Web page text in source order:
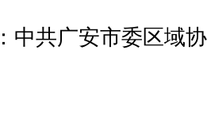
共广安市委区域协